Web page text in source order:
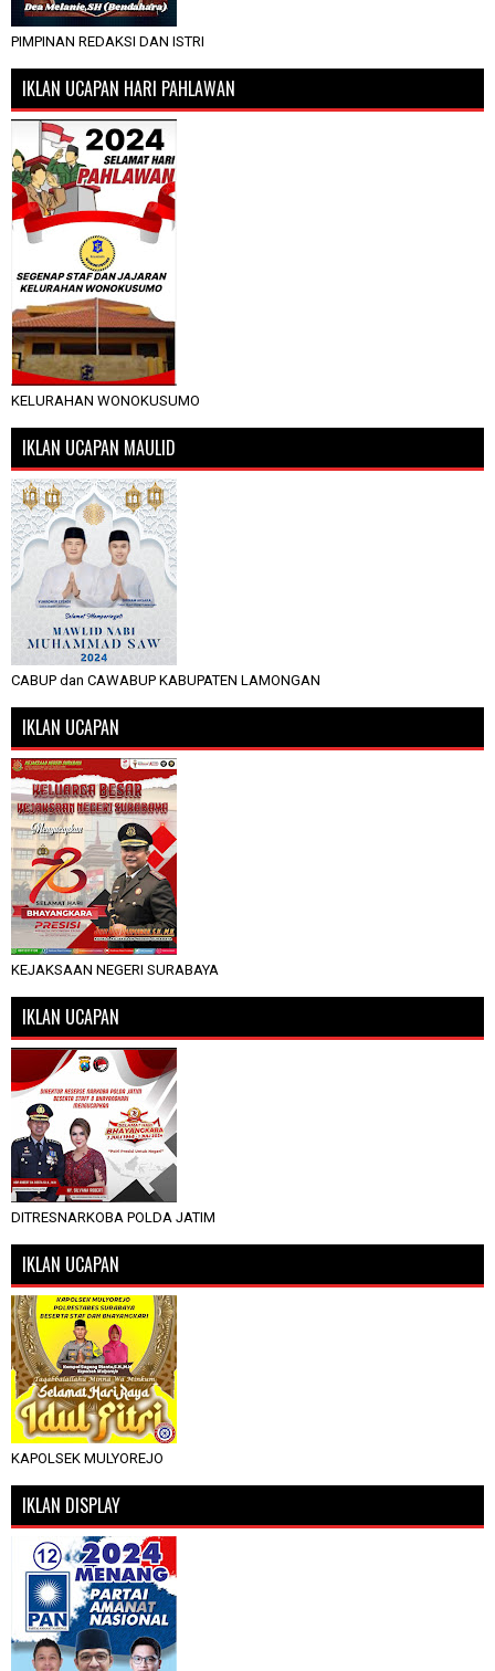
PIMPINAN REDAKSI DAN ISTRI
IKLAN UCAPAN HARI PAHLAWAN
KELURAHAN WONOKUSUMO
IKLAN UCAPAN MAULID
CABUP dan CAWABUP KABUPATEN LAMONGAN
IKLAN UCAPAN
KEJAKSAAN NEGERI SURABAYA
IKLAN UCAPAN
DITRESNARKOBA POLDA JATIM
IKLAN UCAPAN
KAPOLSEK MULYOREJO
IKLAN DISPLAY